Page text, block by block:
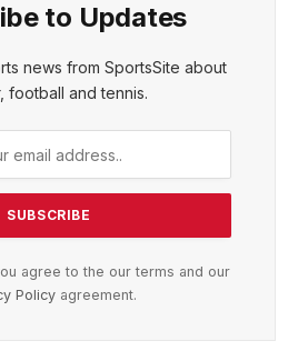
to Updates
news from SportsSite about
football and tennis.
agree to the our terms and our
Policyagreement.